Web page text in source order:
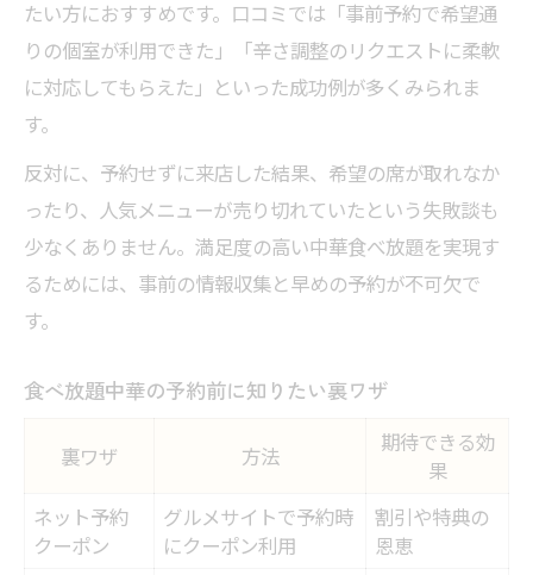
たい方におすすめです。口コミでは「事前予約で希望通
りの個室が利用できた」「辛さ調整のリクエストに柔軟
に対応してもらえた」といった成功例が多くみられま
す。
反対に、予約せずに来店した結果、希望の席が取れなか
ったり、人気メニューが売り切れていたという失敗談も
少なくありません。満足度の高い中華食べ放題を実現す
るためには、事前の情報収集と早めの予約が不可欠で
す。
食べ放題中華の予約前に知りたい裏ワザ
裏ワザ 方法
期待できる効
果
ネット予約
クーポン
グルメサイトで予約時
にクーポン利用
割引や特典の
恩恵